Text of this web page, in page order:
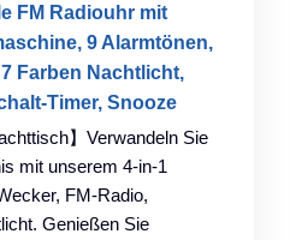
FM Radiouhr mit
9 Alarmtönen,
Farben Nachtlicht,
Timer, Snooze
】Verwandeln Sie
mit unserem 4-in-1
FM-Radio,
Genießen Sie